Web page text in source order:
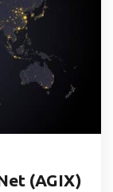
(AGIX)